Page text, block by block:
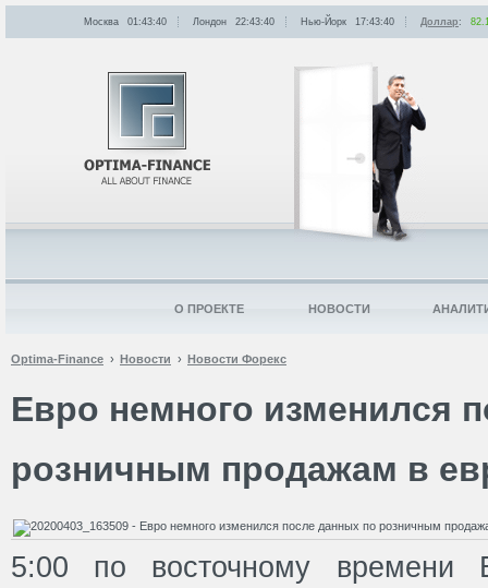
Optima-Finance Новости Новости Форекс
Евро немного изменился
розничным продажам в
5:00 по восточному времени
Москва 01:43:40 Лондон 22:43:40 Нью-Йорк 17:43:40 Доллар:
О ПРОЕКТЕ НОВОСТИ